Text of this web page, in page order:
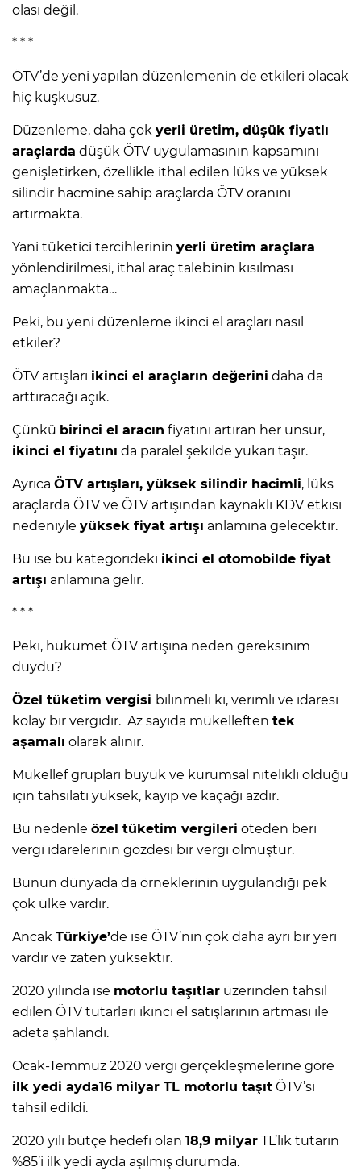
olası değil.
* * *
ÖTV’de yeni yapılan düzenlemenin de etkileri olacak
hiç kuşkusuz.
Düzenleme, daha çok yerli üretim, düşük fiyatlı
araçlarda düşük ÖTV uygulamasının kapsamını
genişletirken, özellikle ithal edilen lüks ve yüksek
silindir hacmine sahip araçlarda ÖTV oranını
artırmakta.
Yani tüketici tercihlerinin yerli üretim araçlara
yönlendirilmesi, ithal araç talebinin kısılması
amaçlanmakta…
Peki, bu yeni düzenleme ikinci el araçları nasıl
etkiler?
ÖTV artışları ikinci el araçların değerini daha da
arttıracağı açık.
Çünkü birinci el aracın fiyatını artıran her unsur,
ikinci el fiyatını da paralel şekilde yukarı taşır.
Ayrıca ÖTV artışları, yüksek silindir hacimli, lüks
araçlarda ÖTV ve ÖTV artışından kaynaklı KDV etkisi
nedeniyle yüksek fiyat artışı anlamına gelecektir.
Bu ise bu kategorideki ikinci el otomobilde fiyat
artışı anlamına gelir.
* * *
Peki, hükümet ÖTV artışına neden gereksinim
duydu?
Özel tüketim vergisi bilinmeli ki, verimli ve idaresi
kolay bir vergidir. Az sayıda mükelleften tek
aşamalı olarak alınır.
Mükellef grupları büyük ve kurumsal nitelikli olduğu
için tahsilatı yüksek, kayıp ve kaçağı azdır.
Bu nedenle özel tüketim vergileri öteden beri
vergi idarelerinin gözdesi bir vergi olmuştur.
Bunun dünyada da örneklerinin uygulandığı pek
çok ülke vardır.
Ancak Türkiye’de ise ÖTV’nin çok daha ayrı bir yeri
vardır ve zaten yüksektir.
2020 yılında ise motorlu taşıtlar üzerinden tahsil
edilen ÖTV tutarları ikinci el satışlarının artması ile
adeta şahlandı.
Ocak-Temmuz 2020 vergi gerçekleşmelerine göre
ilk yedi ayda16 milyar TL motorlu taşıt ÖTV’si
tahsil edildi.
2020 yılı bütçe hedefi olan 18,9 milyar TL’lik tutarın
%85’i ilk yedi ayda aşılmış durumda.